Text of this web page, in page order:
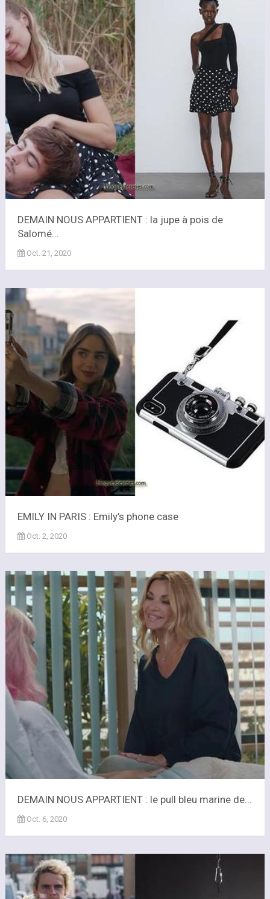
DEMAIN NOUS APPARTIENT : la jupe à pois de
Salomé...
Oct. 21, 2020
EMILY IN PARIS : Emily’s phone case
Oct. 2, 2020
DEMAIN NOUS APPARTIENT : le pull bleu marine de...
Oct. 6, 2020